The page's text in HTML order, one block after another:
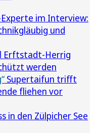
im Interview:
und
Erftstadt-Herrig
werden
Supertaifun trifft
fliehen vor
in den Zülpicher See